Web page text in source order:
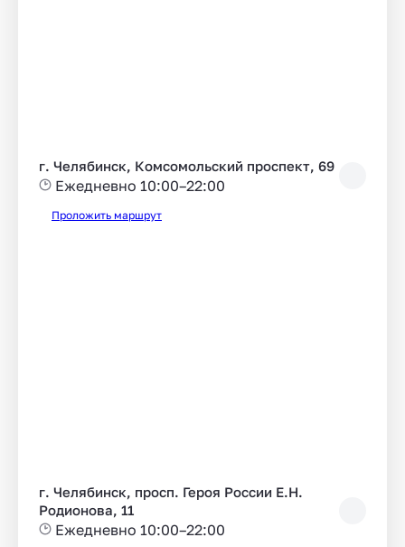
г. Челябинск, Комсомольский проспект, 69
Ежедневно 10:00–22:00
Проложить маршрут
г. Челябинск, просп. Героя России Е.Н.
Родионова, 11
Ежедневно 10:00–22:00